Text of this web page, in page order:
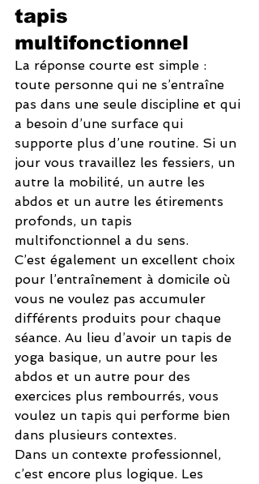
tapis
multifonctionnel
La réponse courte est simple :
toute personne qui ne s’entraîne
pas dans une seule discipline et qui
a besoin d’une surface qui
supporte plus d’une routine. Si un
jour vous travaillez les fessiers, un
autre la mobilité, un autre les
abdos et un autre les étirements
profonds, un tapis
multifonctionnel a du sens.
C’est également un excellent choix
pour l’entraînement à domicile où
vous ne voulez pas accumuler
différents produits pour chaque
séance. Au lieu d’avoir un tapis de
yoga basique, un autre pour les
abdos et un autre pour des
exercices plus rembourrés, vous
voulez un tapis qui performe bien
dans plusieurs contextes.
Dans un contexte professionnel,
c’est encore plus logique. Les